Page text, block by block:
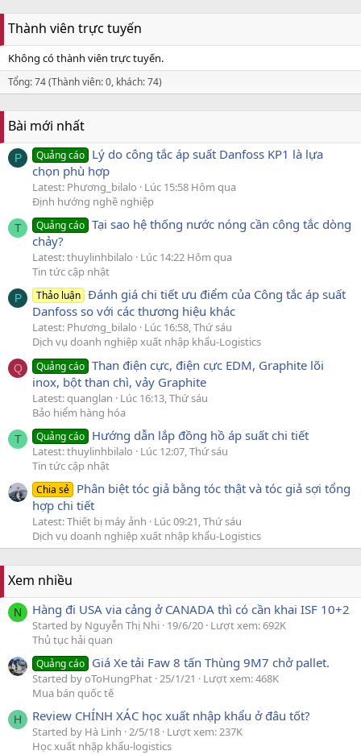
Thành viên trực tuyến
Không có thành viên trực tuyến.
Tổng: 74 (Thành viên: 0, khách: 74)
Bài mới nhất
P Quảng cáo Lý do công tắc áp suất Danfoss KP1 là lựa
chọn phù hợp
Latest: Phương_bilalo
Lúc 15:58 Hôm qua
Định hướng nghề nghiệp
T Quảng cáo Tại sao hệ thống nước nóng cần công tắc dòng
chảy?
Latest: thuylinhbilalo
Lúc 14:22 Hôm qua
Tin tức cập nhật
P Thảo luận Đánh giá chi tiết ưu điểm của Công tắc áp suất
Danfoss so với các thương hiệu khác
Latest: Phương_bilalo
Lúc 16:58, Thứ sáu
Dịch vụ doanh nghiệp xuất nhập khẩu-Logistics
Q Quảng cáo Than điện cực, điện cực EDM, Graphite lõi
inox, bột than chì, vảy Graphite
Latest: quanglan
Lúc 16:13, Thứ sáu
Bảo hiểm hàng hóa
T Quảng cáo Hướng dẫn lắp đồng hồ áp suất chi tiết
Latest: thuylinhbilalo
Lúc 12:07, Thứ sáu
Tin tức cập nhật
Chia sẻ Phân biệt tóc giả bằng tóc thật và tóc giả sợi tổng
hợp chi tiết
Latest: Thiết bị máy ảnh
Lúc 09:21, Thứ sáu
Dịch vụ doanh nghiệp xuất nhập khẩu-Logistics
Xem nhiều
N Hàng đi USA via cảng ở CANADA thì có cần khai ISF 10+2
Started by Nguyễn Thị Nhi 19/6/20 Lượt xem: 692K
Thủ tục hải quan
Quảng cáo Giá Xe tải Faw 8 tấn Thùng 9M7 chở pallet.
Started by oToHungPhat 25/1/21
Lượt xem: 468K
Mua bán quốc tế
H Review CHÍNH XÁC học xuất nhập khẩu ở đâu tốt?
Started by Hà Linh 2/5/18 Lượt xem: 237K
Học xuất nhập khẩu-logistics